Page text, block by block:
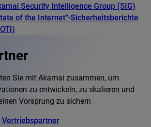
Security Intelligence Group (SIG)
of the Internet“-Sicherheitsberichte
Sie mit Akamai zusammen, um
zu entwickeln, zu skalieren und
Vorsprung zu sichern
Vertriebspartner